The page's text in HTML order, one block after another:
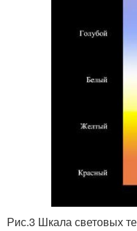
Рис.3 Шкала световых